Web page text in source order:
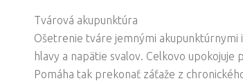
Tvárová akupunktúra
Ošetrenie tváre jemnými akupunktúrnymi
hlavy a napätie svalov. Celkovo
Pomáha tak prekonať záťaže z